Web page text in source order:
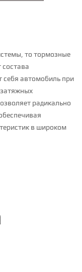
то тормозные
состава
себя автомобиль при
радикально
в широком